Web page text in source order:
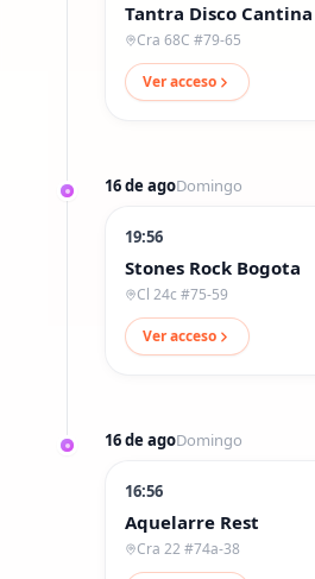
Tantra Disco Cantina
Cra 68C #79-65
Ver acceso
16 de agoDomingo
19:56
Stones Rock Bogota
Cl 24c #75-59
Ver acceso
16 de agoDomingo
16:56
Aquelarre Rest
Cra 22 #74a-38